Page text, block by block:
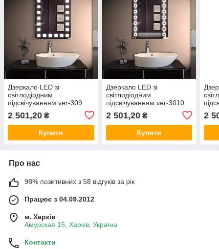
Дзеркало LED зі
світлодіодним
підсвічуванням ver-309
підсвіткою
2 501,20 ₴
Купити
Дзеркало LED зі
світлодіодним
підсвічуванням ver-3010
600х800 мм, дзеркало з
підсвіткою
2 501,20₴
Купити
2
Про нас
98% позитивних з 58 відгуків за рік
Працює з 04.09.2012
м. Харків
Амурская 15, Харків, Україна
Контакти